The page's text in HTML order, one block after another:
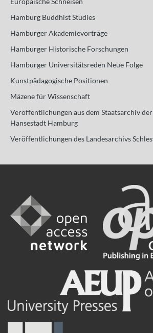
Hamburg Buddhist Studies
Hamburger Akademievorträge
Hamburger Historische Forschungen
Hamburger Universitätsreden Neue Folge
Kunstpädagogische Positionen
Mäzene für Wissenschaft
Veröffentlichungen aus dem Staatsarchiv
Hansestadt Hamburg
Veröffentlichungen des Landesarchivs